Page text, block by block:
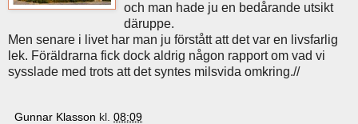
och man hade ju en bedårande utsikt
däruppe.
Men senare i livet har man ju förstått att det var en livsfarlig
lek. Föräldrarna fick dock aldrig någon rapport om vad vi
sysslade med trots att det syntes milsvida omkring.//
Gunnar Klasson kl. 08:09